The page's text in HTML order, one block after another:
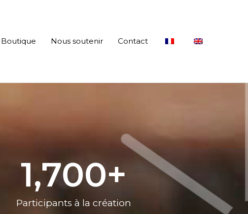
Boutique Nous soutenir Contact
Participants à la création​
1,700+